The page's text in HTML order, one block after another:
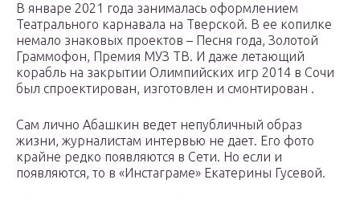
В январе 2021 года занималась оформлением
Театрального карнавала на Тверской. В ее копилке
немало знаковых проектов – Песня года, Золотой
Граммофон, Премия МУЗ ТВ. И даже летающий
корабль на закрытии Олимпийских игр 2014 в Сочи
был спроектирован, изготовлен и смонтирован .
Сам лично Абашкин ведет непубличный образ
жизни, журналистам интервью не дает. Его фото
крайне редко появляются в Сети. Но если и
появляются, то в «Инстаграме» Екатерины Гусевой.